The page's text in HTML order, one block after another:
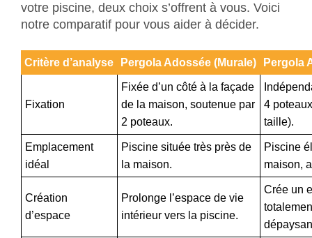
votre piscine, deux choix s’offrent à vous. Voici
notre comparatif pour vous aider à décider.
Critère d’analyse Pergola Adossée (Murale) Pergola
Fixation
Fixée d’un côté à la façade
de la maison, soutenue par
2 poteaux.
4
taille).
Emplacement
idéal
Piscine située très près de
la maison.
Piscine
maison,
Création
d’espace
Prolonge l’espace de vie
intérieur vers la piscine.
Crée un